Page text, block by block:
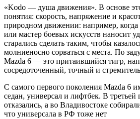
«Kodo — душа движения». В основе
понятия: скорость, напряжение и
природном движении: например, когда
или мастер боевых искусств наносит
старались сделать таким, чтобы
молниеносно сорваться с места. По
Mazda 6 — это притаившийся тигр,
сосредоточенный, точный и
С самого первого поколения Mazda 6
седан, универсал и лифтбек. В третьей
отказались, а во Владивостоке
что универсала в РФ тоже нет